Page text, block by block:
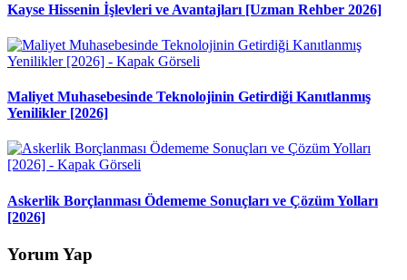
Kayse Hissenin İşlevleri ve Avantajları [Uzman Rehber 2026]
Maliyet Muhasebesinde Teknolojinin Getirdiği Kanıtlanmış
Yenilikler [2026]
Askerlik Borçlanması Ödememe Sonuçları ve Çözüm Yolları
[2026]
Yorum Yap